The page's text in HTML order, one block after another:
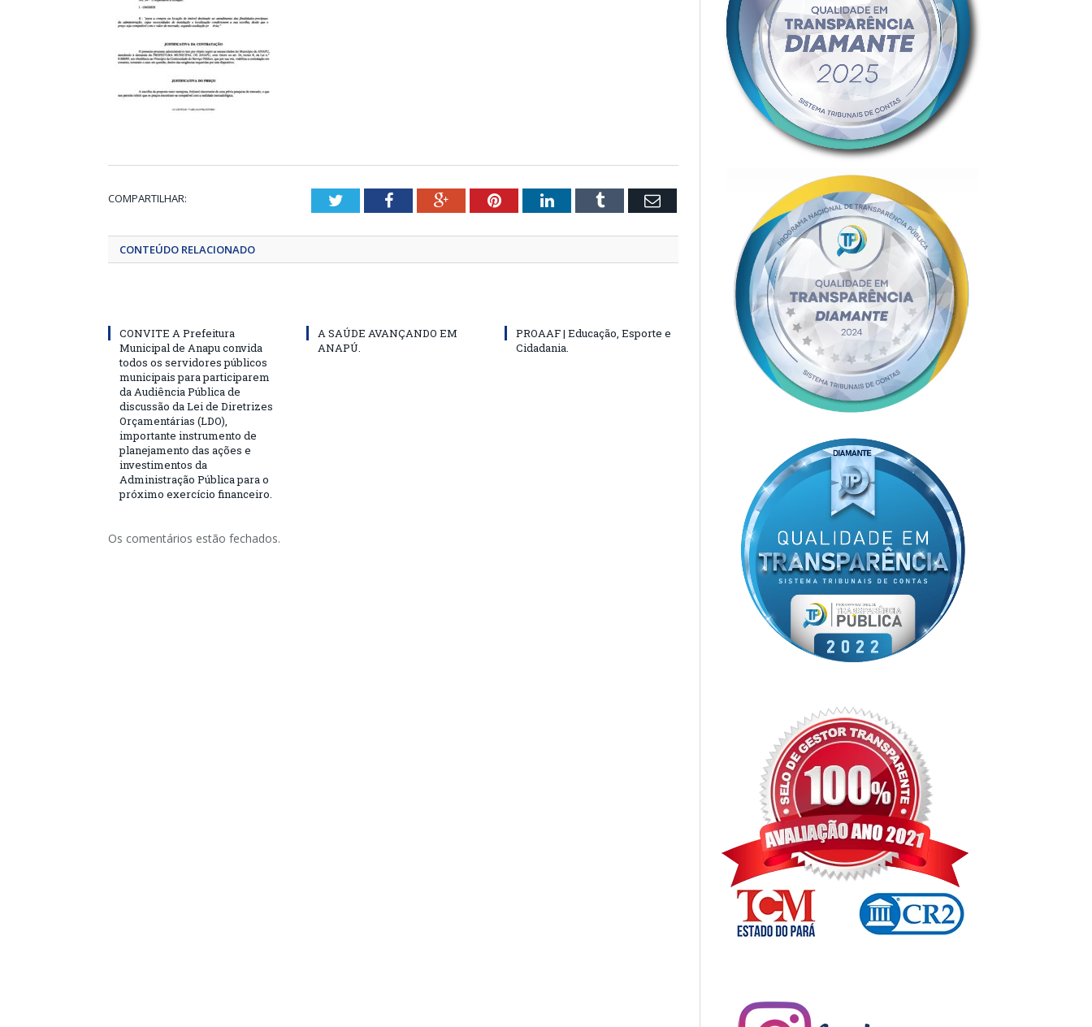
COMPARTILHAR: TwitterFacebookGoogle+PinterestLinkedInTumblr Email
CONTEÚDO RELACIONADO
CONVITE A Prefeitura
Municipal de Anapu convida
todos os servidores públicos
municipais para participarem
da Audiência Pública de
discussão da Lei de Diretrizes
Orçamentárias (LDO),
importante instrumento de
planejamento das ações e
investimentos da
Administração Pública para o
próximo exercício financeiro.
A SAÚDE AVANÇANDO EM
ANAPÚ.
PROAAF | Educação, Esporte e
Cidadania.
Os comentários estão fechados.